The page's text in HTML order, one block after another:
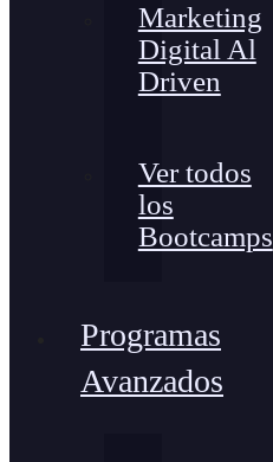
Marketing
Digital Al
Driven
Ver todos
los
Bootcamps
Programas
Avanzados